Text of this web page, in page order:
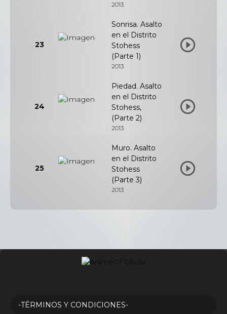
2013
23
Sonrisa. Asalto
en el Distrito
Stohess
(Parte 1)
2013
24
Piedad. Asalto
en el Distrito
Stohess,
(Parte 2)
2013
25
Muro. Asalto
en el Distrito
Stohess
(Parte 3)
2013
-TÉRMINOS Y CONDICIONES-